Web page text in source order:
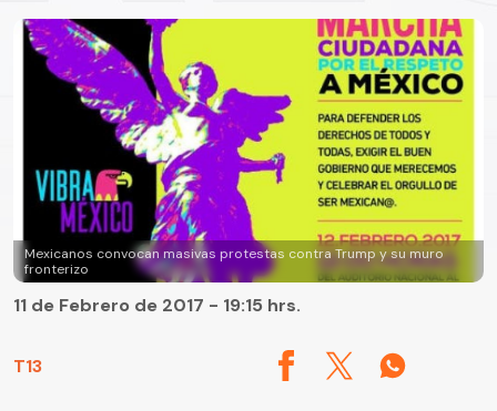
Mexicanos convocan masivas protestas contra Trump y su muro
fronterizo
T13
11 de Febrero de 2017 - 19:15 hrs.